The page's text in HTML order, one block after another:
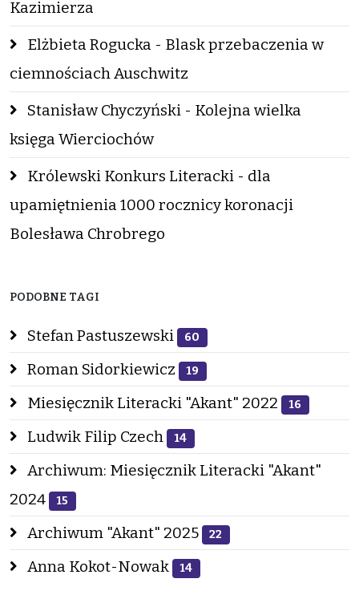
Kazimierza
Elżbieta Rogucka - Blask przebaczenia w
ciemnościach Auschwitz
Stanisław Chyczyński - Kolejna wielka
księga Wierciochów
Królewski Konkurs Literacki - dla
upamiętnienia 1000 rocznicy koronacji
Bolesława Chrobrego
PODOBNE TAGI
Stefan Pastuszewski 60
Roman Sidorkiewicz 19
Miesięcznik Literacki "Akant" 2022 16
Ludwik Filip Czech 14
Archiwum: Miesięcznik Literacki "Akant"
2024
15
Archiwum "Akant" 2025 22
Anna Kokot-Nowak 14